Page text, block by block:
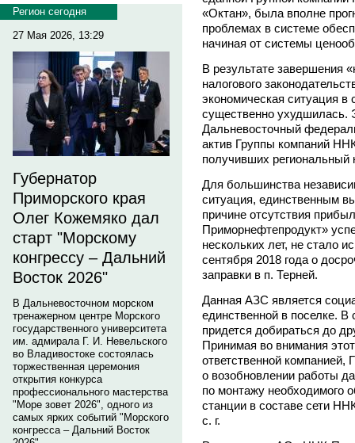
Регион сегодня
27 Мая 2026, 13:29
Губернатор
Приморского края
Олег Кожемяко дал
старт "Морскому
конгрессу – Дальний
Восток 2026"
В Дальневосточном морском
тренажерном центре Морского
государственного университета
им. адмирала Г. И. Невельского
во Владивостоке состоялась
торжественная церемония
открытия конкурса
профессионального мастерства
"Море зовет 2026", одного из
самых ярких событий "Морского
конгресса – Дальний Восток
«Октан», была вполне
проблемах в системе
начиная от системы
В результате завершения
налогового
экономическая ситуация в
существенно ухудшилась.
Дальневосточный
актив Группы компаний
получивших региональный
Для большинства
ситуация, единственным
причине отсутствия
Приморнефтепродукт»
нескольких лет, не стало
сентября 2018 года о
заправки в п. Терней.
Данная АЗС является
единственной в поселке.
придется добираться до
Принимая во внимания
ответственной
о возобновлении работы
по монтажу необходимого
станции в составе сети
с. г.